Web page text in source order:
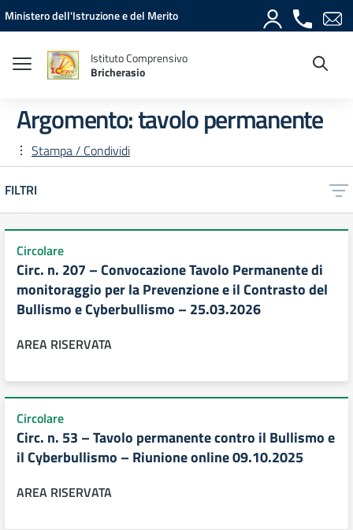
Vai ai contenuti
Vai al menu di navigazione
Vai al footer
Ministero dell'Istruzione e del Merito
Istituto Comprensivo
Bricherasio
Argomento: tavolo permanente
Stampa / Condividi
FILTRI
Circolare
Circ. n. 207 – Convocazione Tavolo Permanente di
monitoraggio per la Prevenzione e il Contrasto del
Bullismo e Cyberbullismo – 25.03.2026
AREA RISERVATA
Circolare
Circ. n. 53 – Tavolo permanente contro il Bullismo e
il Cyberbullismo – Riunione online 09.10.2025
AREA RISERVATA